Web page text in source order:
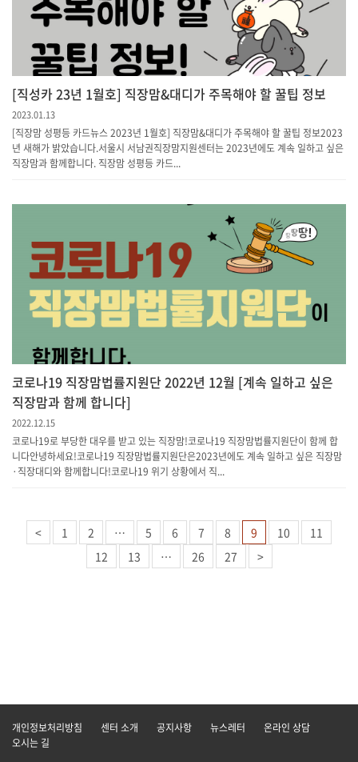
[직성카 23년 1월호] 직장맘&대디가 주목해야 할 꿀팁 정보
2023.01.13
[직장맘 성평등 카드뉴스 2023년 1월호] 직장맘&대디가 주목해야 할 꿀팁 정보2023
년 새해가 밝았습니다.서울시 서남권직장맘지원센터는 2023년에도 계속 일하고 싶은
직장맘과 함께합니다. 직장맘 성평등 카드...
코로나19 직장맘법률지원단 2022년 12월 [계속 일하고 싶은
직장맘과 함께 합니다]
2022.12.15
코로나19로 부당한 대우를 받고 있는 직장맘!코로나19 직장맘법률지원단이 함께 합
니다안녕하세요!코로나19 직장맘법률지원단은2023년에도 계속 일하고 싶은 직장맘
·직장대디와 함께합니다!코로나19 위기 상황에서 직...
< 1 2 … 5 6 7 8 9 10
11
12
13 … 26 27 >
개인정보처리방침 센터 소개 공지사항 뉴스레터
온라인 상담
오시는 길